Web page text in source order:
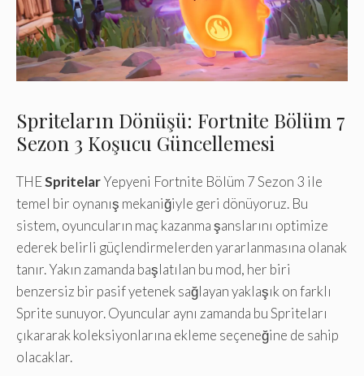
Spriteların Dönüşü: Fortnite Bölüm 7
Sezon 3 Koşucu Güncellemesi
THESpritelarYepyeni Fortnite Bölüm 7 Sezon 3 ile
temel bir oynanış mekaniğiyle geri dönüyoruz. Bu
sistem, oyuncuların maç kazanma şanslarını optimize
ederek belirli güçlendirmelerden yararlanmasına olanak
tanır. Yakın zamanda başlatılan bu mod, her biri
benzersiz bir pasif yetenek sağlayan yaklaşık on farklı
Sprite sunuyor. Oyuncular aynı zamanda bu Spriteları
çıkararak koleksiyonlarına ekleme seçeneğine de sahip
olacaklar.